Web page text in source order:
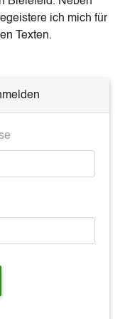
ich mich für
Texten.